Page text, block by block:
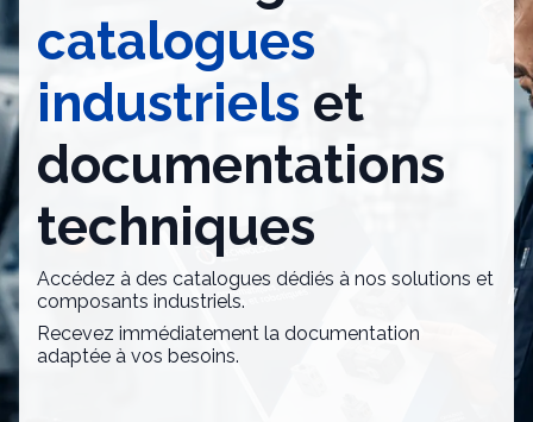
catalogues
industriels et
documentations
techniques
Accédez à des catalogues dédiés à nos solutions et
composants industriels.
Recevez immédiatement la documentation
adaptée à vos besoins.